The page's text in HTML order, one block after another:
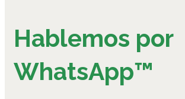
Hablemos por
WhatsApp™